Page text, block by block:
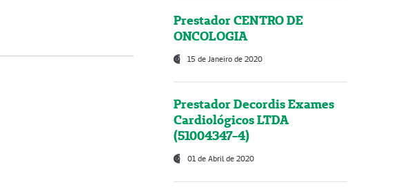
Prestador CENTRO DE
ONCOLOGIA
15 de Janeiro de 2020
Prestador Decordis Exames
Cardiológicos LTDA
(51004347-4)
01 de Abril de 2020